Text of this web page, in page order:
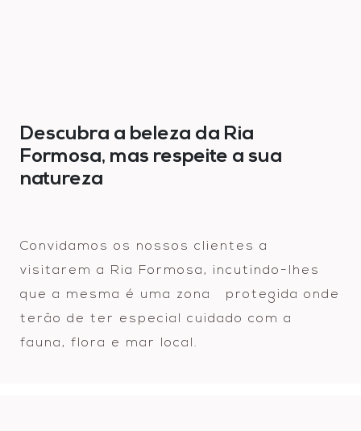
Descubra a beleza da Ria
Formosa, mas respeite a sua
natureza
Convidamos os nossos clientes a
visitarem a Ria Formosa, incutindo-lhes
que a mesma é uma zona protegida onde
terão de ter especial cuidado com a
fauna, flora e mar local.